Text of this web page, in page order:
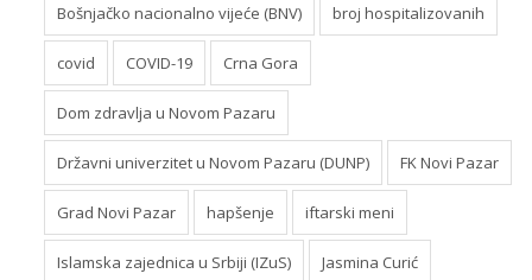
Bošnjačko nacionalno vijeće (BNV) broj hospitalizovanih
covid COVID-19 Crna Gora
Dom zdravlja u Novom Pazaru
Državni univerzitet u Novom Pazaru (DUNP) FK Novi Pazar
Grad Novi Pazar hapšenje iftarski meni
Islamska zajednica u Srbiji (IZuS) Jasmina Curić